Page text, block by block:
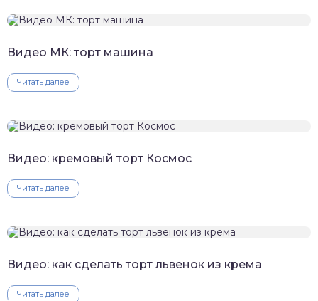
Видео МК: торт машина
Читать далее
Видео: кремовый торт Космос
Читать далее
Видео: как сделать торт львенок из крема
Читать далее